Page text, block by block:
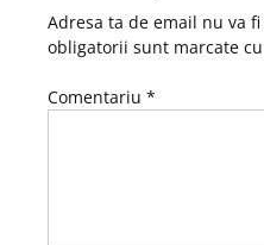
Adresa ta de email nu va
obligatorii sunt marcate cu
Comentariu *